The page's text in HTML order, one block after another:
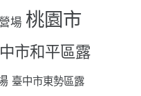
場 桃園市
市和平區露
臺中市東勢區露